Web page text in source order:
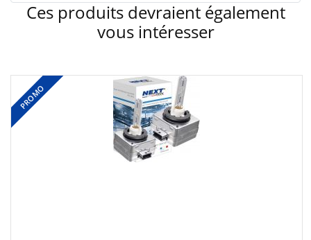
Ces produits devraient également
vous intéresser
PROMO